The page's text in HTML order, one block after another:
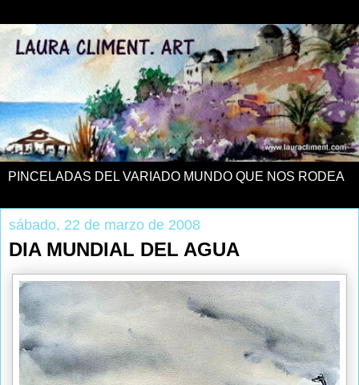
PINCELADAS DEL VARIADO MUNDO QUE NOS RODEA
sábado, 22 de marzo de 2008
DIA MUNDIAL DEL AGUA